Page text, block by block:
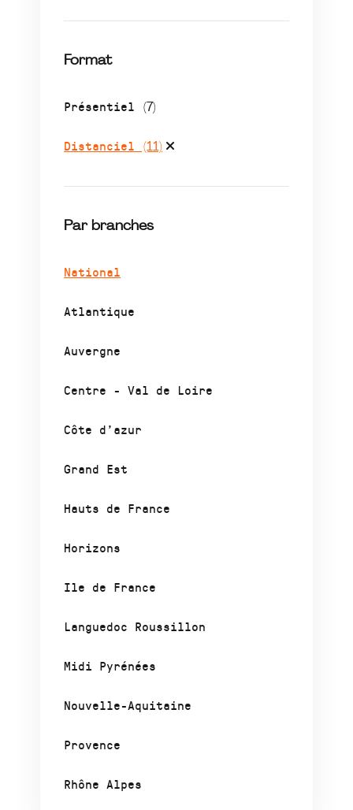
Format
Présentiel (7)
Distanciel (11)
Par branches
National
Atlantique
Auvergne
Centre - Val de Loire
Côte d’azur
Grand Est
Hauts de France
Horizons
Ile de France
Languedoc Roussillon
Midi Pyrénées
Nouvelle-Aquitaine
Provence
Rhône Alpes